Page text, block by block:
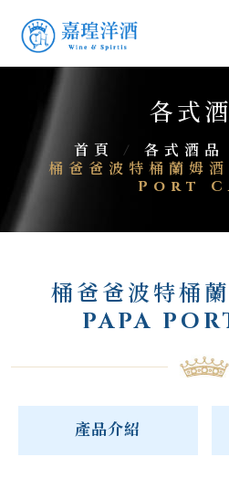
各式
首頁 / 各式酒品
桶爸爸波特桶蘭姆
Port
桶爸爸波特桶
PAPA
產品介紹